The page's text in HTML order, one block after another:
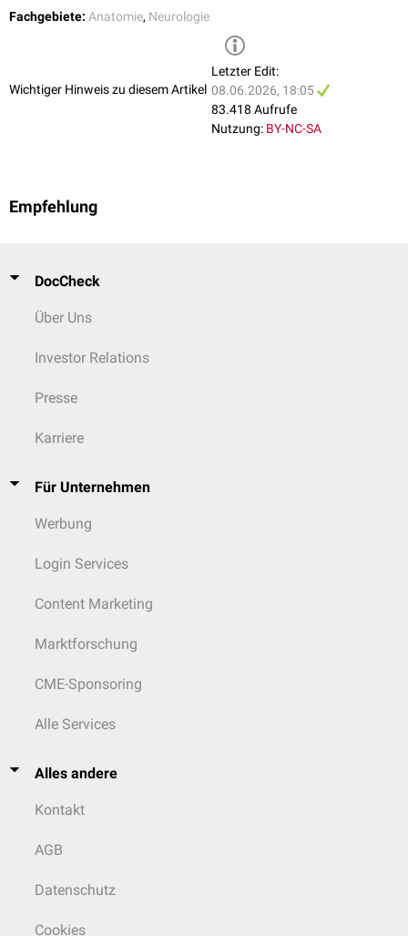
Tectum
Fachgebiete: Anatomie, Neurologie
Wichtiger Hinweis zu diesem Artikel
Letzter Edit:
08.06.2026, 18:05
83.418 Aufrufe
Nutzung: BY-NC-SA
Empfehlung
DocCheck
Über Uns
Investor Relations
Presse
Karriere
Für Unternehmen
Werbung
Login Services
Content Marketing
Marktforschung
CME-Sponsoring
Alle Services
Alles andere
Kontakt
AGB
Datenschutz
Cookies